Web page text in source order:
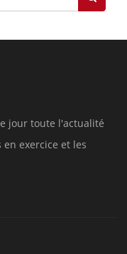
jour toute l'actualité
exercice et les